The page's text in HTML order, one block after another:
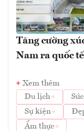
Tăng cường
Nam ra quốc tế
Xem thêm
Du lịch
Sự kiện
Ẩm thực